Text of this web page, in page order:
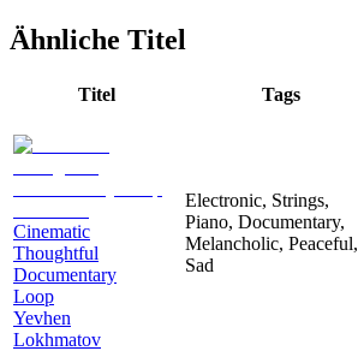
Ähnliche Titel
Titel Tags
Cinematic
Thoughtful
Documentary
Loop
Yevhen
Lokhmatov
Electronic, Strings,
Piano, Documentary,
Melancholic, Peaceful,
Sad